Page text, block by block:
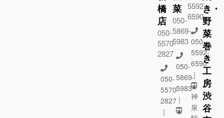
橋
店
050-
5570-
2827
050-
5570-
2827
｜
菜
050-
5869-
5983
050-
5869-
5983
｜
5592-
6590
050-
5592-
6590
｜
神
泉
き・
野
菜
巻
き
工
房
渋
谷